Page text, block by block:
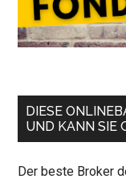
DIESE
UND KANN SIE
Der beste Broker